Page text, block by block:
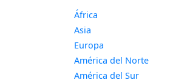
África
Asia
Europa
América del Norte
América del Sur